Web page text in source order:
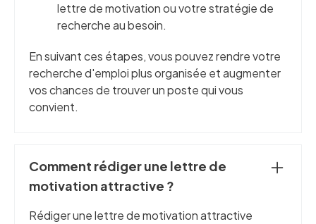
lettre de motivation ou votre stratégie de
recherche au besoin.
En suivant ces étapes, vous pouvez rendre votre
recherche d'emploi plus organisée et augmenter
vos chances de trouver un poste qui vous
convient.
Comment rédiger une lettre de
motivation attractive ?
Rédiger une lettre de motivation attractive